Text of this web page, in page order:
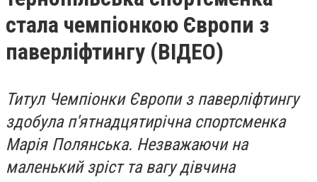
стала чемпіонкою Європи з
паверліфтингу (ВІДЕО)
Титул Чемпіонки Європи з паверліфтингу
здобула п'ятнадцятирічна спортсменка
Марія Полянська. Незважаючи на
маленький зріст та вагу дівчина